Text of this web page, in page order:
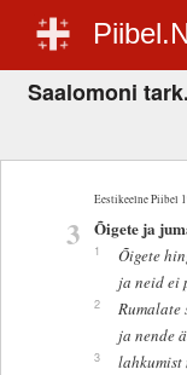
Saalomoni tark.
Eestikeelne Piibel
3 Õigete ja
1
Õigete
ja neid ei
2
Rumalate
ja nende
3
lahkumist